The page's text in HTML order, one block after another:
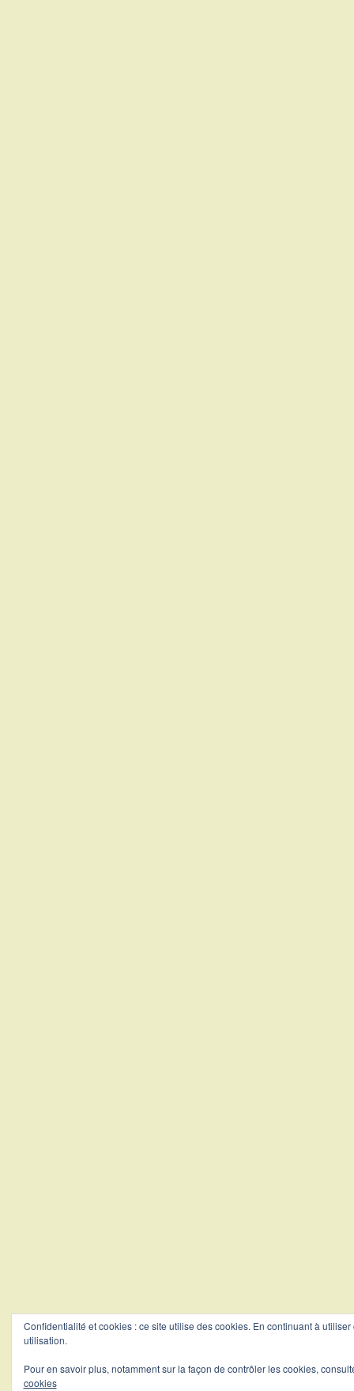
Confidentialité et cookies : ce site utilise des cookies. En continuant à
utilisation.
Pour en savoir plus, notamment sur la façon de contrôler les cookies,
cookies